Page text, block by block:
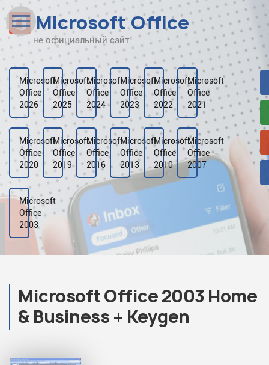
Наверх
Рейтинг
Видео
Галерея
Microsoft Office
не официальный сайт
Microsoft
Office
2026
Microsoft
Office
2025
Microsoft
Office
2024
Microsoft
Office
2023
Microsoft
Office
2022
Microsoft
Office
2021
Microsoft
Office
2020
Microsoft
Office
2019
Microsoft
Office
2016
Microsoft
Office
2013
Microsoft
Office
2010
Microsoft
Office
2007
Microsoft
Office
2003
Microsoft Office 2003 Home
& Business + Keygen